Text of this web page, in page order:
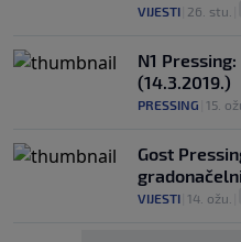
VIJESTI 26. stu.
N1
(14.3.2019.)
PRESSING 15.
Gost
VIJESTI 14. ožu.